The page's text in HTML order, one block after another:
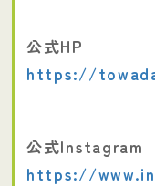
公式HP
https://
公式Instagram
https://